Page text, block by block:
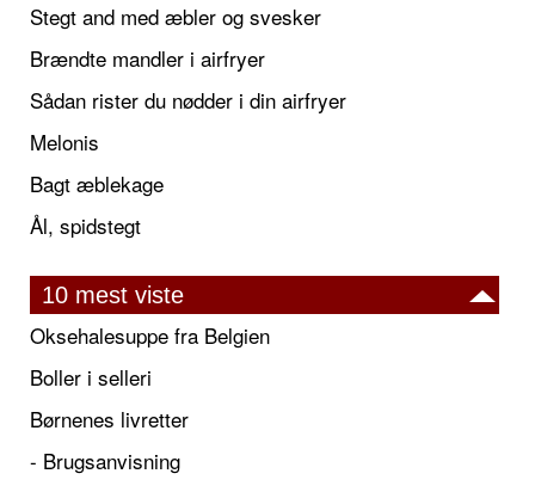
Stegt and med æbler og svesker
Brændte mandler i airfryer
Sådan rister du nødder i din airfryer
Melonis
Bagt æblekage
Ål, spidstegt
10 mest viste
Oksehalesuppe fra Belgien
Boller i selleri
Børnenes livretter
- Brugsanvisning